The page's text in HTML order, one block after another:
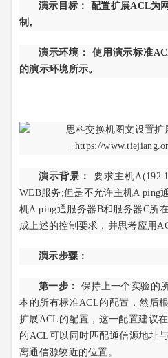
演示目标： 配置扩展ACL为
制。
演示环境： 使用演示标准
的演示环境所示。
演示背景：
要求主机
WEB服务;但是不允许主机A ping
机A ping通服务器B和服务器C所
成上述的控制要求，并思考应用
演示步骤：
第一步： 保持上一个实验的
本的所有标准ACL的配置，然后
扩展ACL的配置，这一配置建议
的ACL可以同时匹配通信源地址
离通信源较近的位置。